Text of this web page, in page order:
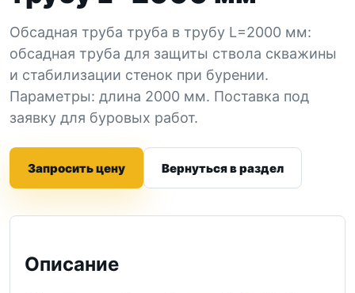
Обсадная труба труба в трубу L=2000 мм:
обсадная труба для защиты ствола скважины
и стабилизации стенок при бурении.
Параметры: длина 2000 мм. Поставка под
заявку для буровых работ.
Запросить цену Вернуться в раздел
Описание